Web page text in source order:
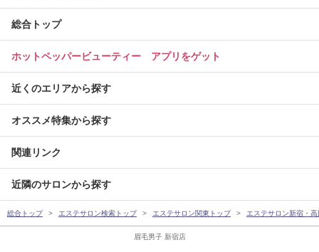
眉毛男子 新宿店
総合トップ
ホットペッパービューティー アプリをゲット
近くのエリアから探す
オススメ特集から探す
関連リンク
近隣のサロンから探す
総合トップ エステサロン検索トップ エステサロン関東トップ エステサロン新宿・